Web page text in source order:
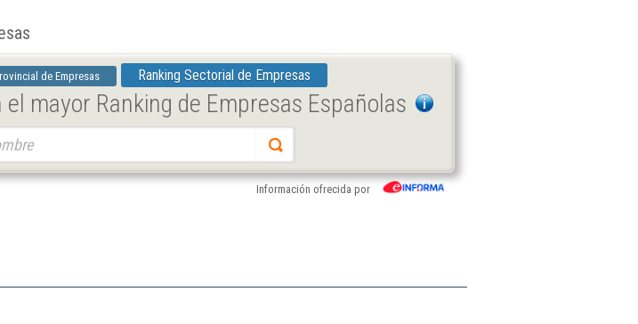
de Empresas Ranking Sectorial de Empresas
mayor Ranking de Empresas Españolas
Información ofrecida por